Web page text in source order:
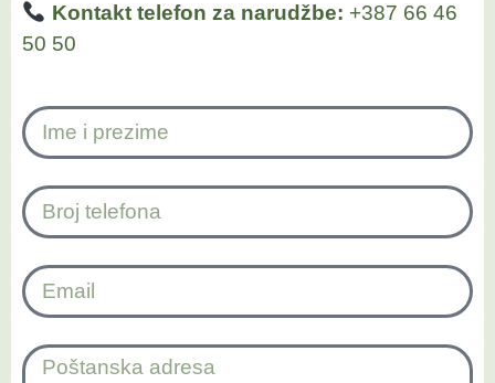
Kontakt telefon za narudžbe: +387 66 46
50 50